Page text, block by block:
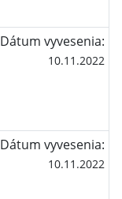
Dátum vyvesenia:
10.11.2022
Dátum vyvesenia:
10.11.2022